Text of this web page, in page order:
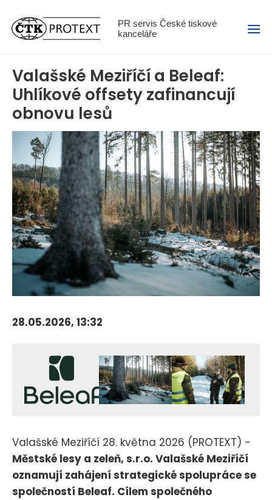
PR servis České tiskové
kanceláře
Menu
Valašské Meziříčí a Beleaf:
Uhlíkové offsety zafinancují
obnovu lesů
28.05.2026, 13:32
Valašské Meziříčí 28. května 2026 (PROTEXT) -
Městské lesy a zeleň, s.r.o. Valašské Meziříčí
oznamují zahájení strategické spolupráce se
společností Beleaf. Cílem společného